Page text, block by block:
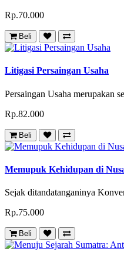
Rp.70.000
Beli
Litigasi Persaingan Usaha
Persaingan Usaha merupakan
Rp.82.000
Beli
Memupuk Kehidupan di
Sejak ditandatanganinya
Rp.75.000
Beli